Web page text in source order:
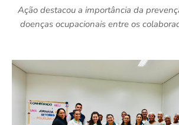
Ação destacou a importância da
doenças ocupacionais entre os